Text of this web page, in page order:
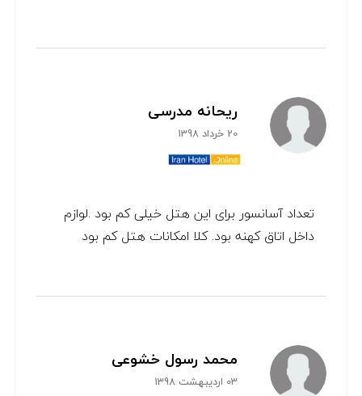
ریحانه مدرسی
20 خرداد 1398
تعداد آسانسور برای این هتل خیلی کم بود .لوازم
داخل اتاق کهنه بود. کلا امکانات هتل کم بود
محمد رسول خشوعی
03 اردیبهشت 1398